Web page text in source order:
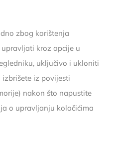
zbog korištenja
kroz opcije u
uključivo i ukloniti
iz povijesti
nakon što napustite
o upravljanju kolačićima